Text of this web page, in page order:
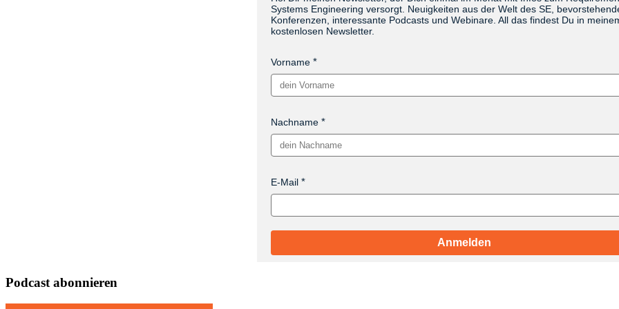
Systems Engineering versorgt. Neuigkeiten aus der Welt des SE,
Konferenzen, interessante Podcasts und Webinare. All das findest Du in
kostenlosen Newsletter.
Vorname
Nachname
E-Mail
Anmelden
Podcast abonnieren